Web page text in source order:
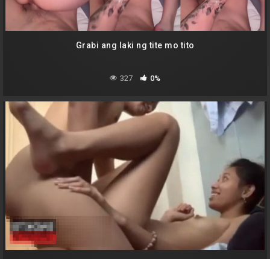
Grabi ang laki ng tite mo tito
327 0%